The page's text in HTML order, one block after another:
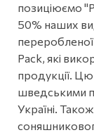
позиціюємо
50% наших
Pack, які
продукції.
шведськими
Україні.